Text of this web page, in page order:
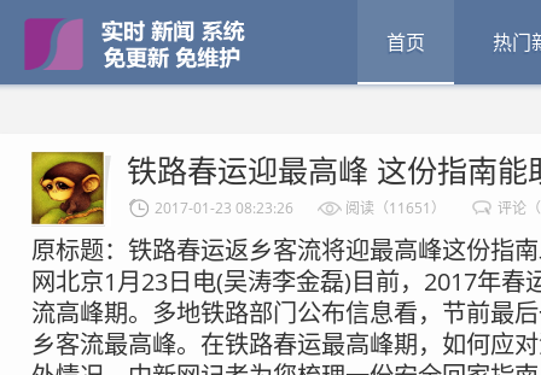
首页 热门
铁路春运迎最高峰 这份指南能
2017-01-23 08:23:26 阅读（11651） 评论
原标题：铁路春运返乡客流将迎最高峰这份指
网北京1月23日电(吴涛李金磊)目前，2017年春
流高峰期。多地铁路部门公布信息看，节前最
乡客流最高峰。在铁路春运最高峰期，如何应